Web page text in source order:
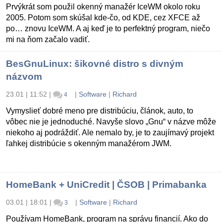
Prvýkrát som použil okenný manažér IceWM okolo roku
2005. Potom som skúšal kde-čo, od KDE, cez XFCE až
po… znovu IceWM. A aj keď je to perfektný program, niečo
mi na ňom začalo vadiť.
BesGnuLinux: šikovné distro s divným
názvom
23.01 | 11:52 | 4 | Software | Richard
Vymyslieť dobré meno pre distribúciu, článok, auto, to
vôbec nie je jednoduché. Navyše slovo „Gnu“ v názve môže
niekoho aj podráždiť. Ale nemalo by, je to zaujímavý projekt
ľahkej distribúcie s okenným manažérom JWM.
HomeBank + UniCredit | ČSOB | Primabanka
03.01 | 18:01 | 3 | Software | Richard
Používam HomeBank, program na správu financií. Ako do